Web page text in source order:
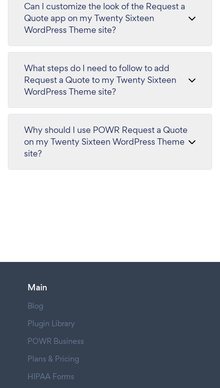
Can I customize the look of the Request a
Quote app on my Twenty Sixteen
WordPress Theme site?
What steps do I need to follow to add
Request a Quote to my Twenty Sixteen
WordPress Theme site?
Why should I use POWR Request a Quote
on my Twenty Sixteen WordPress Theme
site?
Main
Blog
Plugin Library
POWR Business
Plans & Pricing
HIPAA Forms